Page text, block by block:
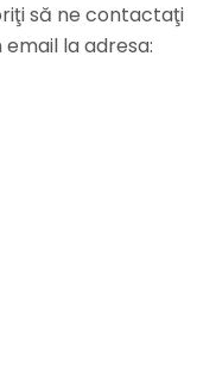
să ne contactaţi
la adresa: